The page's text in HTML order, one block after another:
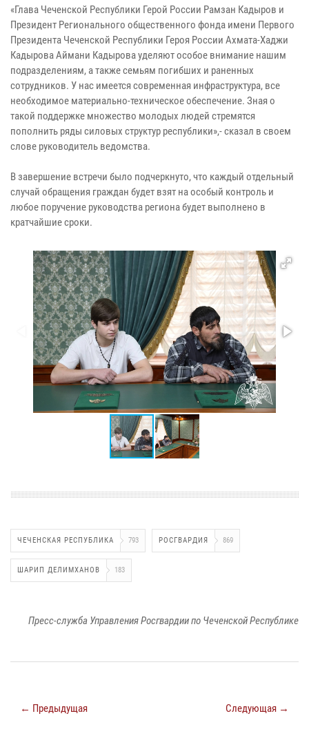
«Глава Чеченской Республики Герой России Рамзан Кадыров и
Президент Регионального общественного фонда имени Первого
Президента Чеченской Республики Героя России Ахмата-Хаджи
Кадырова Аймани Кадырова уделяют особое внимание нашим
подразделениям, а также семьям погибших и раненных
сотрудников. У нас имеется современная инфраструктура, все
необходимое материально-техническое обеспечение. Зная о
такой поддержке множество молодых людей стремятся
пополнить ряды силовых структур республики»,- сказал в своем
слове руководитель ведомства.
В завершение встречи было подчеркнуто, что каждый отдельный
случай обращения граждан будет взят на особый контроль и
любое поручение руководства региона будет выполнено в
кратчайшие сроки.
ЧЕЧЕНСКАЯ РЕСПУБЛИКА 793 РОСГВАРДИЯ 869
ШАРИП ДЕЛИМХАНОВ 183
Пресс-служба Управления Росгвардии по Чеченской Республике
← Предыдущая Следующая →